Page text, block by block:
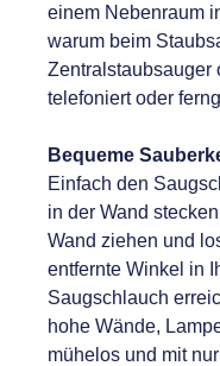
einem Nebenraum
warum beim
Zentralstaubsauger
telefoniert oder
Bequeme
Einfach den
in der Wand
Wand ziehen und
entfernte Winkel in
Saugschlauch
hohe Wände,
mühelos und mit